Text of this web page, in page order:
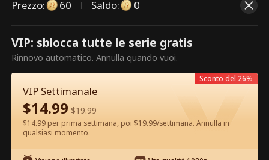
Questi sono episodi a pagamento.
Sblocca per guardare.
Prezzo: 60 Saldo: 0
VIP: sblocca tutte le serie gratis
Rinnovo automatico. Annulla quando vuoi.
VIP Settimanale
$14.99 $19.99
$14.99 per prima settimana, poi $19.99/settimana. Annulla in
qualsiasi momento.
Sconto del 26%